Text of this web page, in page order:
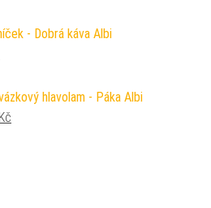
- Dobrá káva Albi
cena byla: 49 Kč.
hlavolam - Páka Albi
cena byla: 199 Kč.
Kč